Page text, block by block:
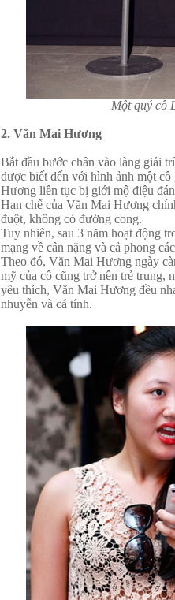
Một quý cô
2. Văn Mai Hương
Bắt đầu bước chân vào làng giải
được biết đến với hình ảnh một
Hương liên tục bị giới mộ điệu
Hạn chế của Văn Mai Hương
đuột, không có đường cong.
Tuy nhiên, sau 3 năm hoạt động
mạng về cân nặng và cả phong
Theo đó, Văn Mai Hương ngày
mỹ của cô cũng trở nên trẻ trung,
yêu thích, Văn Mai Hương đều
nhuyễn và cá tính.